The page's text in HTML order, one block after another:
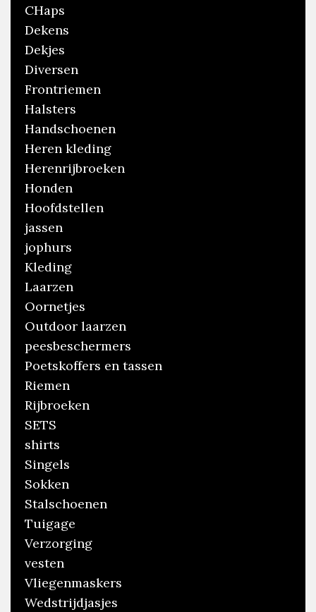
CHaps
Dekens
Dekjes
Diversen
Frontriemen
Halsters
Handschoenen
Heren kleding
Herenrijbroeken
Honden
Hoofdstellen
jassen
jophurs
Kleding
Laarzen
Oornetjes
Outdoor laarzen
peesbeschermers
Poetskoffers en tassen
Riemen
Rijbroeken
SETS
shirts
Singels
Sokken
Stalschoenen
Tuigage
Verzorging
vesten
Vliegenmaskers
Wedstrijdjasjes